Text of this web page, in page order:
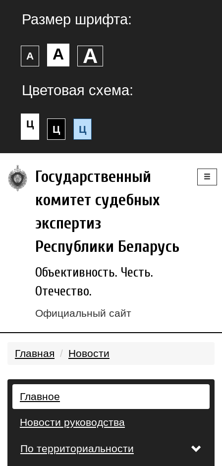
Размер шрифта:
А А А
Цветовая схема:
Ц Ц Ц
Государственный
комитет судебных
экспертиз
Республики Беларусь
Объективность. Честь.
Отечество.
Официальный сайт
Главная Новости
Главное
Новости руководства
По территориальности